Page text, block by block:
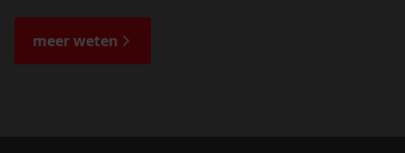
de bijzondere verhalen.
meer weten